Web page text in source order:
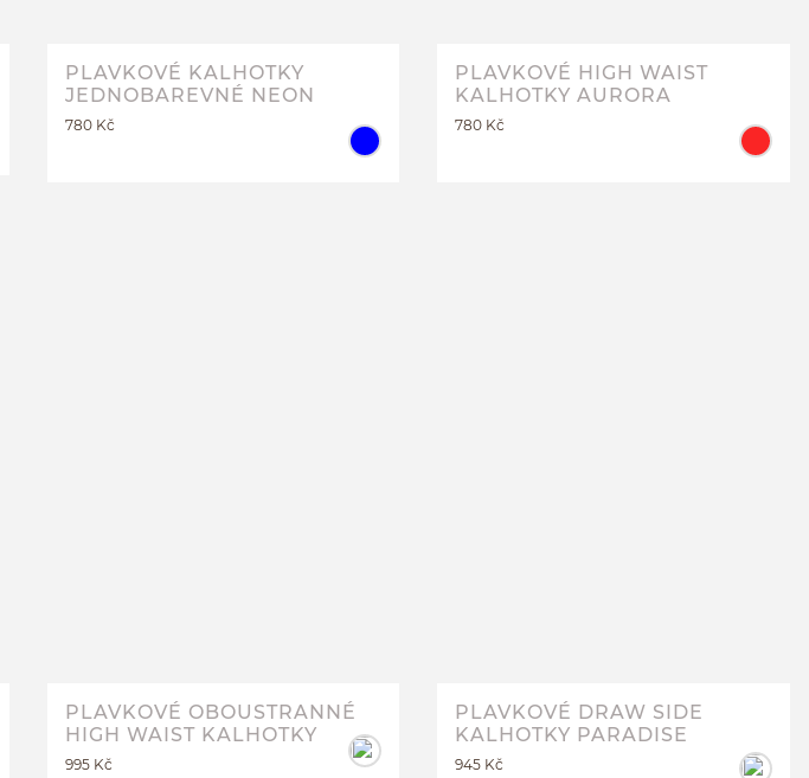
PLAVKOVÉ KALHOTKY
JEDNOBAREVNÉ NEON
780 Kč
PLAVKOVÉ HIGH WAIST
KALHOTKY AURORA
780 Kč
PLAVKOVÉ OBOUSTRANNÉ
HIGH WAIST KALHOTKY
GRANADA
995 Kč
PLAVKOVÉ DRAW SIDE
KALHOTKY PARADISE
945 Kč